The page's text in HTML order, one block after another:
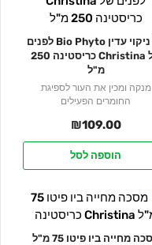
ג'ל ניקוי עדין Bio Phyto לפנים
של Christina כריסטינה 250
מ"ל
מנקה ומכין את העור לספיגת
החומרים הפעילים
₪109.00
הוספה לסל
מסכה מחייה ביו פיטו 75 מ"ל